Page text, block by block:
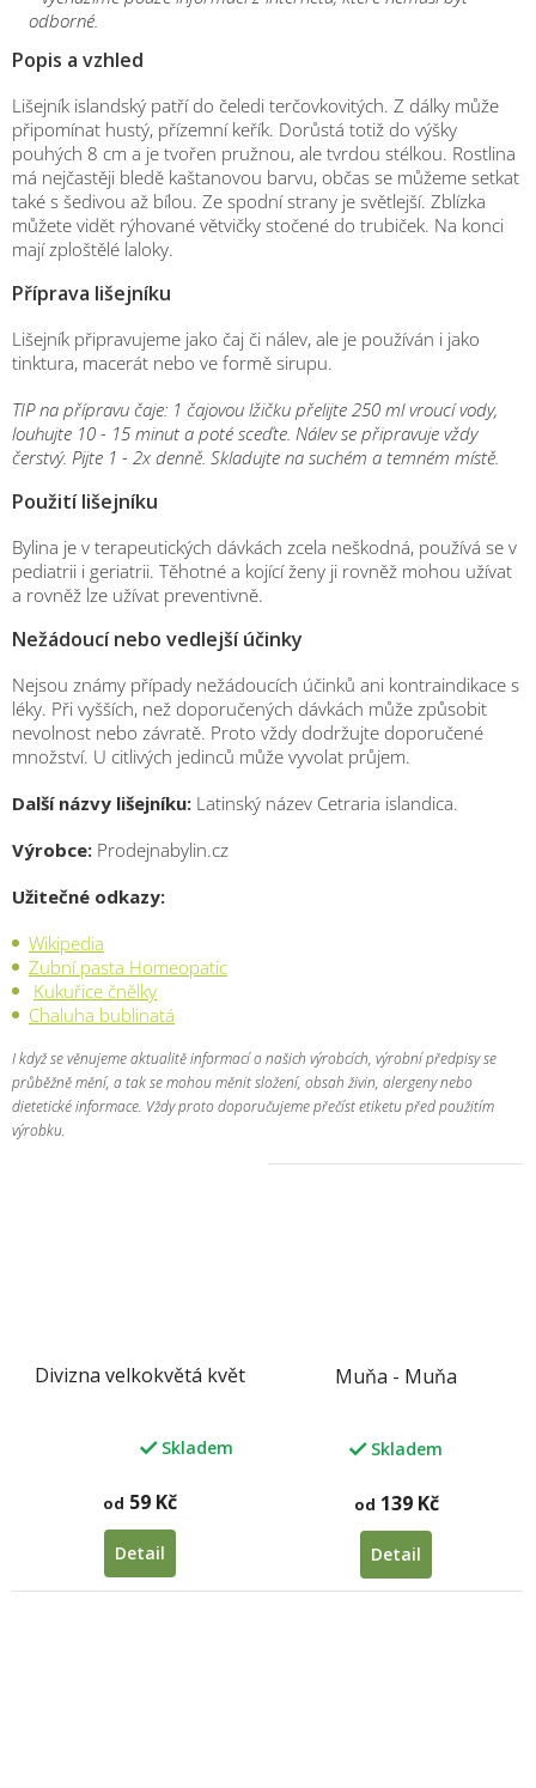
odborné.
Popis a vzhled
Lišejník islandský patří do čeledi terčovkovitých. Z dálky může
připomínat hustý, přízemní keřík. Dorůstá totiž do výšky
pouhých 8 cm a je tvořen pružnou, ale tvrdou stélkou. Rostlina
má nejčastěji bledě kaštanovou barvu, občas se můžeme setkat
také s šedivou až bílou. Ze spodní strany je světlejší. Zblízka
můžete vidět rýhované větvičky stočené do trubiček. Na konci
mají zploštělé laloky.
Příprava lišejníku
Lišejník připravujeme jako čaj či nálev, ale je používán i jako
tinktura, macerát nebo ve formě sirupu.
TIP na přípravu čaje: 1 čajovou lžičku přelijte 250 ml vroucí vody,
louhujte 10 - 15 minut a poté sceďte. Nálev se připravuje vždy
čerstvý. Pijte 1 - 2x denně. Skladujte na suchém a temném místě.
Použití lišejníku
Bylina je v terapeutických dávkách zcela neškodná, používá se v
pediatrii i geriatrii. Těhotné a kojící ženy ji rovněž mohou užívat
a rovněž lze užívat preventivně.
Nežádoucí nebo vedlejší účinky
Nejsou známy případy nežádoucích účinků ani kontraindikace s
léky. Při vyšších, než doporučených dávkách může způsobit
nevolnost nebo závratě. Proto vždy dodržujte doporučené
množství. U citlivých jedinců může vyvolat průjem.
Další názvy lišejníku: Latinský název Cetraria islandica.
Výrobce: Prodejnabylin.cz
Užitečné odkazy:
Wikipedia
Zubní pasta Homeopatic
Kukuřice čnělky
Chaluha bublinatá
I když se věnujeme aktualitě informací o našich výrobcích, výrobní předpisy se
průběžně mění, a tak se mohou měnit složení, obsah živin, alergeny nebo
dietetické informace. Vždy proto doporučujeme přečíst etiketu před použitím
výrobku.
Divizna velkokvětá květ
5
Skladem
od 59 Kč
Detail
Muňa - Muňa
Skladem
od 139 Kč
Detail